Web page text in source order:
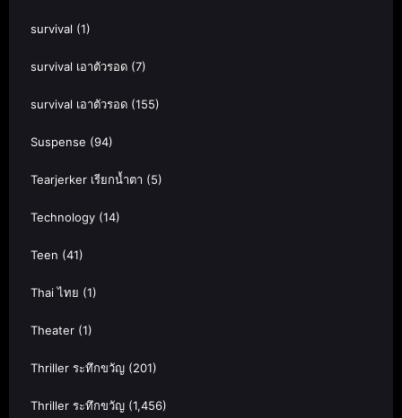
survival (1)
survival เอาตัวรอด (7)
survival เอาตัวรอด (155)
Suspense (94)
Tearjerker เรียกน้ำตา (5)
Technology (14)
Teen (41)
Thai ไทย (1)
Theater (1)
Thriller ระทึกขวัญ (201)
Thriller ระทึกขวัญ (1,456)